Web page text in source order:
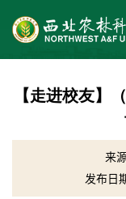
【走进校友】
来
发布日